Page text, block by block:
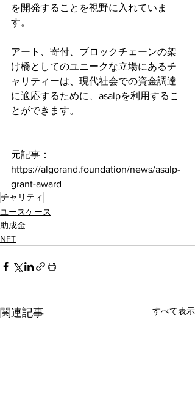
を開発することを視野に入れていま
す。
アート、寄付、ブロックチェーンの架
け橋としてのユニークな立場にあるチ
ャリティーは、現代社会での資金調達
に適応するために、asalpを利用するこ
とができます。
元記事：
https://algorand.foundation/news/asalp-
grant-award
チャリティ
ユースケース
助成金
NFT
関連記事 すべて表示